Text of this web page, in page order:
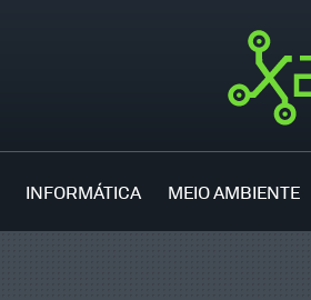
INFORMÁTICA MEIO AMBIENTE